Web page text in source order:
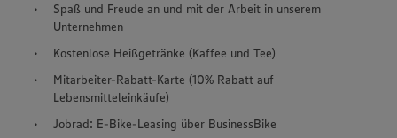
Spaß und Freude an und mit der Arbeit in unserem
Unternehmen
Kostenlose Heißgetränke (Kaffee und Tee)
Mitarbeiter-Rabatt-Karte (10% Rabatt auf
Lebensmitteleinkäufe)
Jobrad: E-Bike-Leasing über BusinessBike